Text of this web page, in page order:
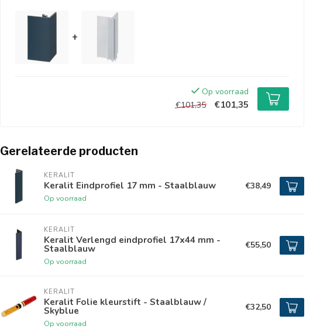
+
Op voorraad
€101,35
€101,35
Gerelateerde producten
KERALIT
Keralit Eindprofiel 17 mm - Staalblauw
Op voorraad
€38,49
KERALIT
Keralit Verlengd eindprofiel 17x44 mm -
Staalblauw
Op voorraad
€55,50
KERALIT
Keralit Folie kleurstift - Staalblauw /
Skyblue
Op voorraad
€32,50